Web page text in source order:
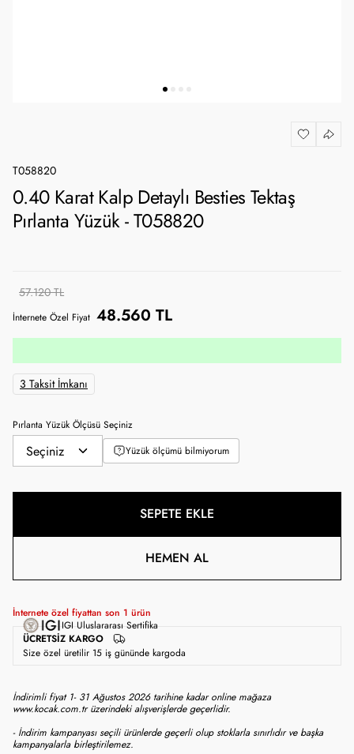
T058820
0.40 Karat Kalp Detaylı Besties Tektaş
Pırlanta Yüzük - T058820
57.120 TL
İnternete Özel Fiyat 48.560 TL
3 Taksit İmkanı
Pırlanta Yüzük Ölçüsü Seçiniz
Yüzük ölçümü bilmiyorum
SEPETE EKLE
HEMEN AL
İnternete özel fiyattan son 1 ürün
ÜCRETSIZ KARGO
IGI Uluslararası Sertifika
Size özel üretilir 15 iş gününde kargoda
İndirimli fiyat 1- 31 Ağustos 2026 tarihine kadar online mağaza
www.kocak.com.tr üzerindeki alışverişlerde geçerlidir.
- İndirim kampanyası seçili ürünlerde geçerli olup stoklarla sınırlıdır ve başka
kampanyalarla birleştirilemez.